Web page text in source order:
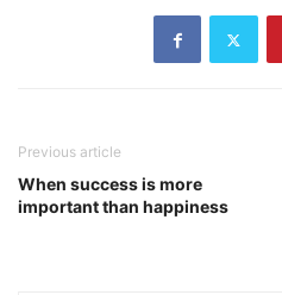
Previous article
When success is more
important than happiness